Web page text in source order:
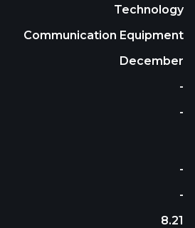
Technology
Communication Equipment
December
-
-
-
-
8.21